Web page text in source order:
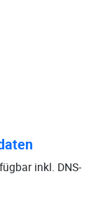
inkl. DNS-